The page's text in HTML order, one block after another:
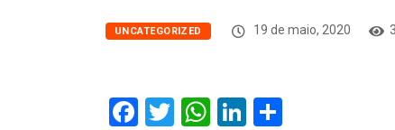
UNCATEGORIZED 19 de maio, 2020
Facebook
Twitter
WhatsApp
LinkedIn